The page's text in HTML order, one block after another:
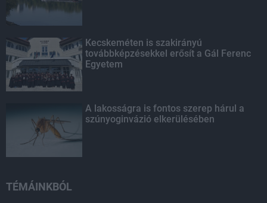
Kecskeméten is szakirányú
továbbképzésekkel erősít a Gál Ferenc
Egyetem
A lakosságra is fontos szerep hárul a
szúnyoginvázió elkerülésében
TÉMÁINKBÓL